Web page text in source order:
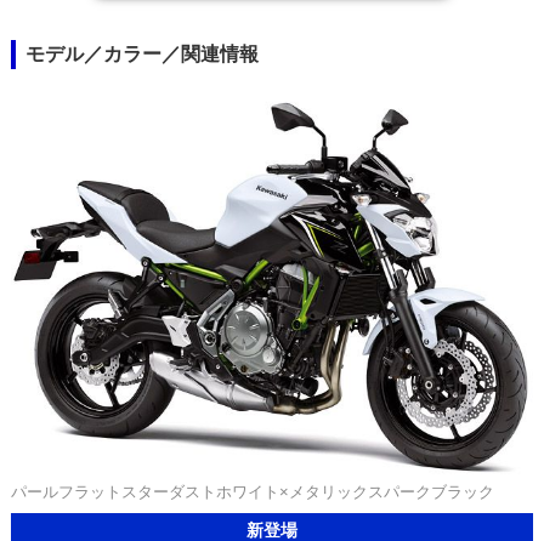
モデル／カラー／関連情報
パールフラットスターダストホワイト×メタリックスパークブラック
新登場